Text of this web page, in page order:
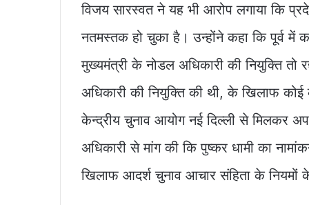
विजय सारस्वत ने यह भी आरोप लगाया कि
नतमस्तक हो चुका है। उन्होंने कहा कि पूर्व में
मुख्यमंत्री के नोडल अधिकारी की नियुक्ति तो
अधिकारी की नियुक्ति की थी, के खिलाफ कोई
केन्द्रीय चुनाव आयोग नई दिल्ली से मिलकर
अधिकारी से मांग की कि पुष्कर धामी का
खिलाफ आदर्श चुनाव आचार संहिता के नियमों